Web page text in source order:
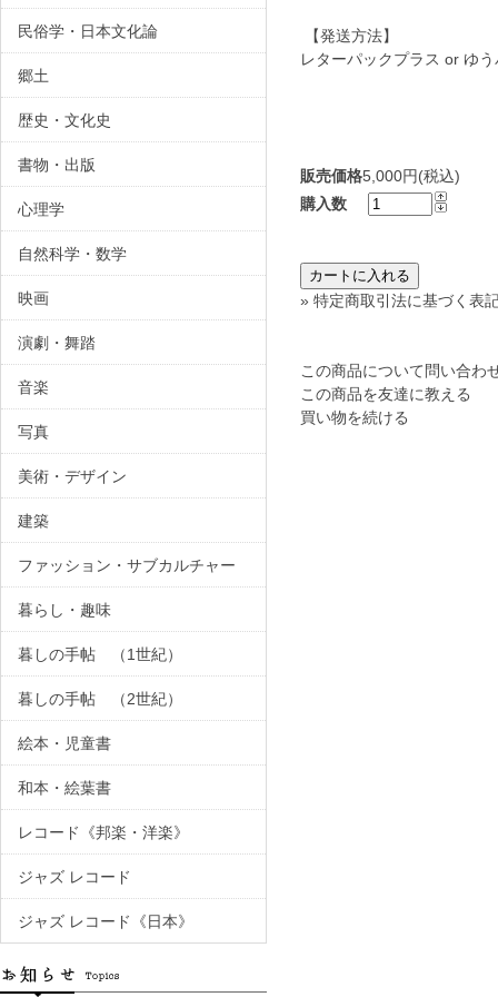
【発送方法】
レターパックプラス or ゆ
販売価格5,000円(税込)
購入数
» 特定商取引法に基づく表
この商品について問い合わ
この商品を友達に教える
買い物を続ける
民俗学・日本文化論
郷土
歴史・文化史
書物・出版
心理学
自然科学・数学
映画
演劇・舞踏
音楽
写真
美術・デザイン
建築
ファッション・サブカルチャー
暮らし・趣味
暮しの手帖 （1世紀）
暮しの手帖 （2世紀）
絵本・児童書
和本・絵葉書
レコード《邦楽・洋楽》
ジャズ レコード
ジャズ レコード《日本》